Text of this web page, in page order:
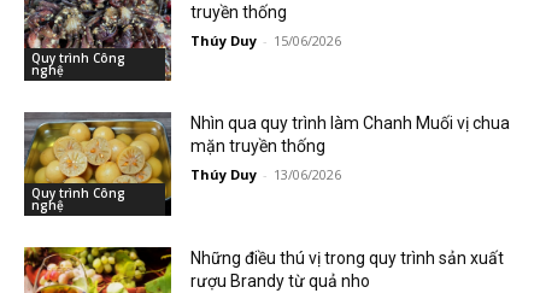
Quy trình Công
nghệ
truyền thống
Thúy Duy - 15/06/2026
Quy trình Công
nghệ
Nhìn qua quy trình làm Chanh Muối vị chua
mặn truyền thống
Thúy Duy - 13/06/2026
Những điều thú vị trong quy trình sản xuất
rượu Brandy từ quả nho